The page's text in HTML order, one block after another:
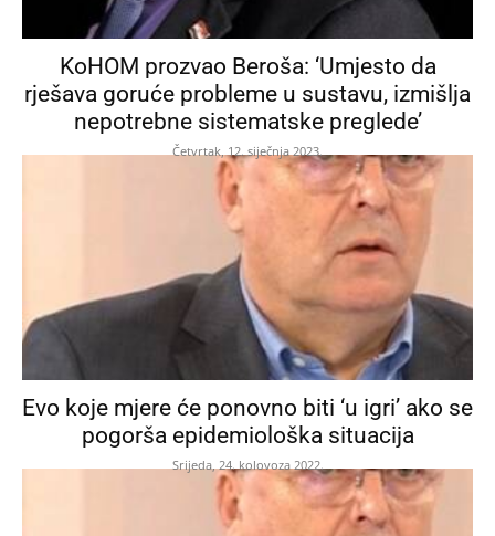
KoHOM prozvao Beroša: ‘Umjesto da
rješava goruće probleme u sustavu, izmišlja
nepotrebne sistematske preglede’
Četvrtak, 12. siječnja 2023.
Evo koje mjere će ponovno biti ‘u igri’ ako se
pogorša epidemiološka situacija
Srijeda, 24. kolovoza 2022.